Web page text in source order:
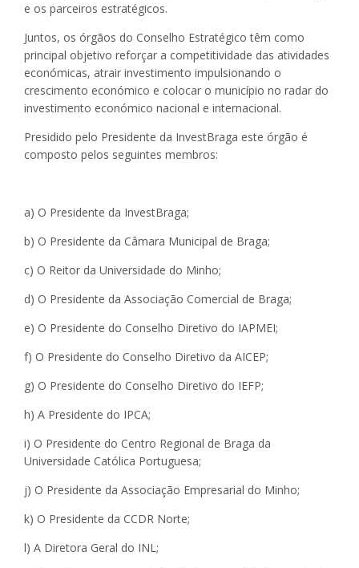
e os parceiros estratégicos.
Juntos, os órgãos do Conselho Estratégico têm como
principal objetivo reforçar a competitividade das atividades
económicas, atrair investimento impulsionando o
crescimento económico e colocar o município no radar do
investimento económico nacional e internacional.
Presidido pelo Presidente da InvestBraga este órgão é
composto pelos seguintes membros:
a) O Presidente da InvestBraga;
b) O Presidente da Câmara Municipal de Braga;
c) O Reitor da Universidade do Minho;
d) O Presidente da Associação Comercial de Braga;
e) O Presidente do Conselho Diretivo do IAPMEI;
f) O Presidente do Conselho Diretivo da AICEP;
g) O Presidente do Conselho Diretivo do IEFP;
h) A Presidente do IPCA;
i) O Presidente do Centro Regional de Braga da
Universidade Católica Portuguesa;
j) O Presidente da Associação Empresarial do Minho;
k) O Presidente da CCDR Norte;
l) A Diretora Geral do INL;